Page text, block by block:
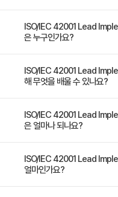
ISO/IEC 42001 선임실무자 교
(AIMS)을 효과적으로 계획, 실
경의 원동력이 되고 있습니다.
습니다. 인공지능의 급속한 확
다. PECB ISO/IEC 42001 선
실행과 책임 관리를 마스터하
로 전환하는 데 필요한 역량을
ISO/IEC 42001 Lead
은 누구인가요?
"AI 프로젝트 감독 및 관리를 담
컨설턴트 ISO/IEC 42001에 따
는지 확인하는 업무를 담당하는
팀의 구성원 AI 실행 및 ISO/
ISO/IEC 42001 Lead
해 무엇을 배울 수 있나요?
이 강좌를 수료한 수강생은 다
42001에 기반한 AIMS의 기본
기타 우수관행을 활용하여
하고 계획 ISO/IEC 42001에
ISO/IEC 42001 Lead
은 얼마나 되나요?
5일 과정입니다. 상세 일정은
ISO/IEC 42001 Lead
얼마인가요?